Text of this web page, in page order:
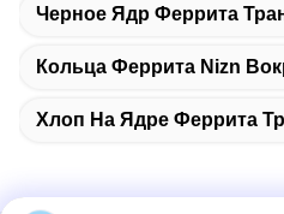
Черное Ядр Феррита
Кольца Феррита Nizn
Хлоп На Ядре Феррита